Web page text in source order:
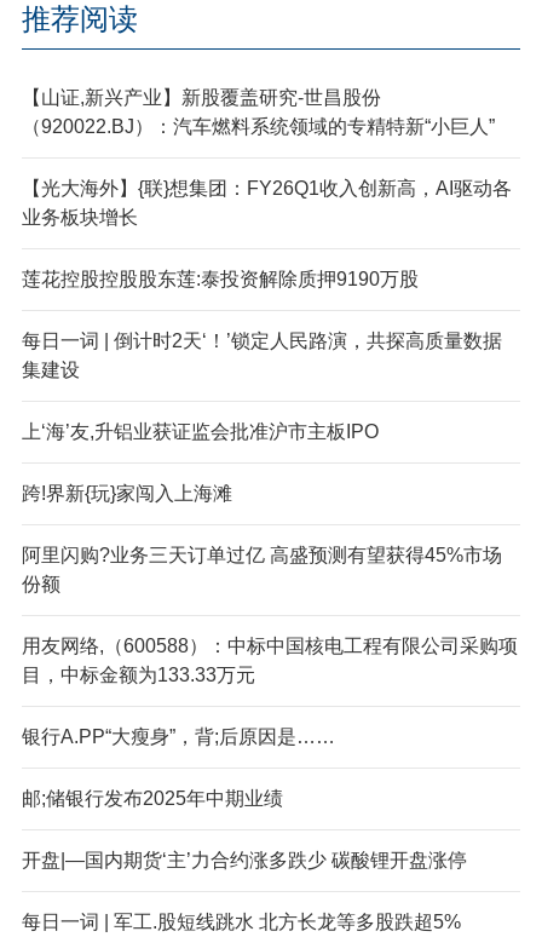
推荐阅读
【山证,新兴产业】新股覆盖研究-世昌股份
（920022.BJ）：汽车燃料系统领域的专精特新“小巨人”
【光大海外】{联}想集团：FY26Q1收入创新高，AI驱动各
业务板块增长
莲花控股控股股东莲:泰投资解除质押9190万股
每日一词 | 倒计时2天‘！’锁定人民路演，共探高质量数据
集建设
上‘海’友,升铝业获证监会批准沪市主板IPO
跨!界新{玩}家闯入上海滩
阿里闪购?业务三天订单过亿 高盛预测有望获得45%市场
份额
用友网络,（600588）：中标中国核电工程有限公司采购项
目，中标金额为133.33万元
银行A.PP“大瘦身”，背;后原因是……
邮;储银行发布2025年中期业绩
开盘|—国内期货‘主’力合约涨多跌少 碳酸锂开盘涨停
每日一词 | 军工.股短线跳水 北方长龙等多股跌超5%